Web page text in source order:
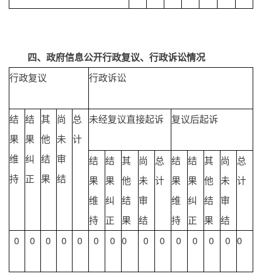
四、政府信息公开行政复议、行政诉讼情况
行政复议
行政诉讼
结
果
维
持
结
果
纠
正
其
他
结
果
尚
未
审
结
总
计
未经复议直接起诉 复议后起诉
结
果
维
持
结
果
纠
正
其
他
结
果
尚
未
审
结
总
计
结
果
维
持
结
果
纠
正
其
他
结
果
尚
未
审
结
总
计
0 0 0 0 0 0 0 0 0 0 0 0 0 0 0